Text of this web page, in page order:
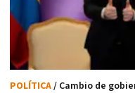
POLÍTICA/ Cambio de